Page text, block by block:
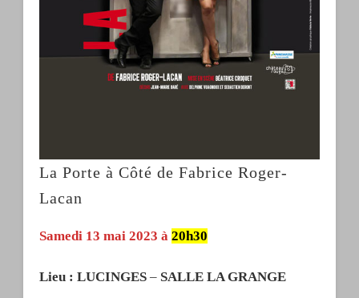
La Porte à Côté de Fabrice Roger-
Lacan
Samedi 13 mai 2023 à 20h30
Lieu : LUCINGES– SALLE LA GRANGE